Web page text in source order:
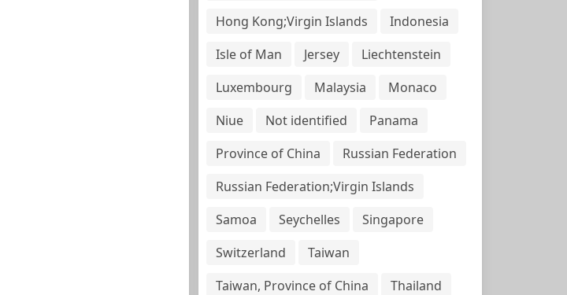
Hong Kong;Virgin Islands
Indonesia
Isle of Man
Jersey
Liechtenstein
Luxembourg
Malaysia
Monaco
Niue
Not identified
Panama
Province of China
Russian Federation
Russian Federation;Virgin Islands
Samoa
Seychelles
Singapore
Switzerland
Taiwan
Taiwan, Province of China
Thailand